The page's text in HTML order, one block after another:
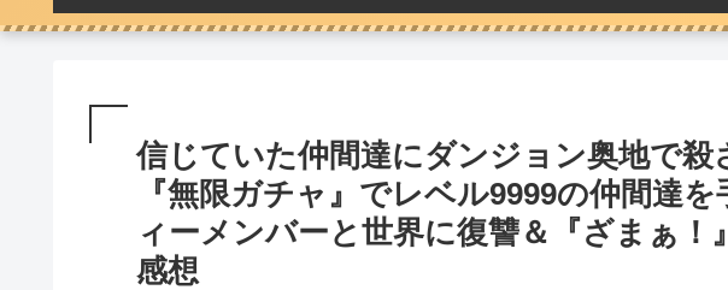
信じていた仲間達にダンジョン奥地で殺
『無限ガチャ』でレベル9999の仲間達
ィーメンバーと世界に復讐＆『ざまぁ！
感想